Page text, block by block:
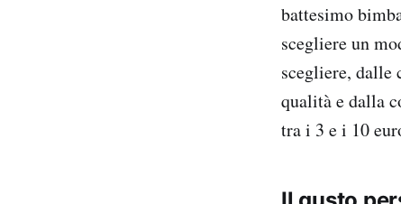
battesimo
scegliere un
scegliere, dalle
qualità e dalla
tra i 3 e i 10